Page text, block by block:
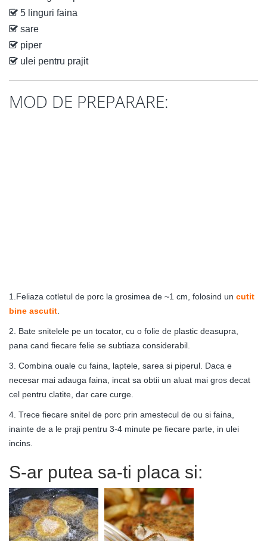
5 linguri faina
sare
piper
ulei pentru prajit
MOD DE PREPARARE:
1.Feliaza cotletul de porc la grosimea de ~1 cm, folosind un cutit
bine ascutit
2. Bate snitelele pe un tocator, cu o folie de plastic deasupra,
pana cand fiecare felie se subtiaza considerabil.
3. Combina ouale cu faina, laptele, sarea si piperul. Daca e
necesar mai adauga faina, incat sa obtii un aluat mai gros decat
cel pentru clatite, dar care curge.
4. Trece fiecare snitel de porc prin amestecul de ou si faina,
inainte de a le praji pentru 3-4 minute pe fiecare parte, in ulei
incins.
S-ar putea sa-ti placa si: